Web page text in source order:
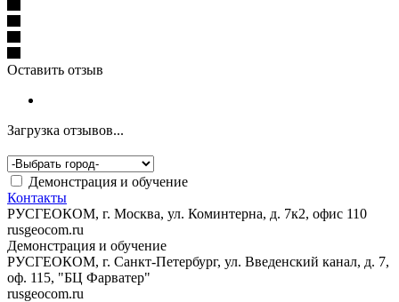
Оставить отзыв
Загрузка отзывов...
Демонстрация и обучение
Контакты
РУСГЕОКОМ, г. Москва, ул. Коминтерна, д. 7к2, офис 110
rusgeocom.ru
Демонстрация и обучение
РУСГЕОКОМ, г. Санкт-Петербург, ул. Введенский канал, д. 7,
оф. 115, "БЦ Фарватер"
rusgeocom.ru